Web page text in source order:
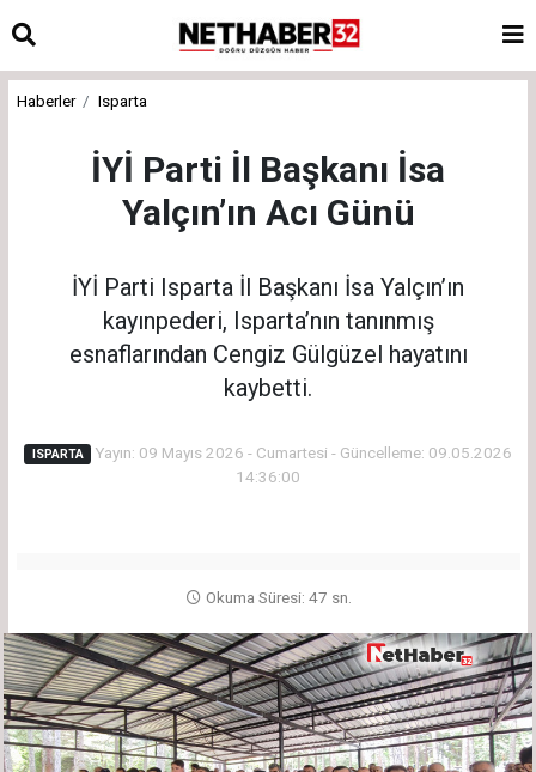
Haberler Isparta
İYİ Parti İl Başkanı İsa
Yalçın’ın Acı Günü
İYİ Parti Isparta İl Başkanı İsa Yalçın’ın
kayınpederi, Isparta’nın tanınmış
esnaflarından Cengiz Gülgüzel hayatını
kaybetti.
ISPARTA
Yayın: 09 Mayıs 2026 - Cumartesi - Güncelleme: 09.05.2026
14:36:00
Okuma Süresi: 47 sn.